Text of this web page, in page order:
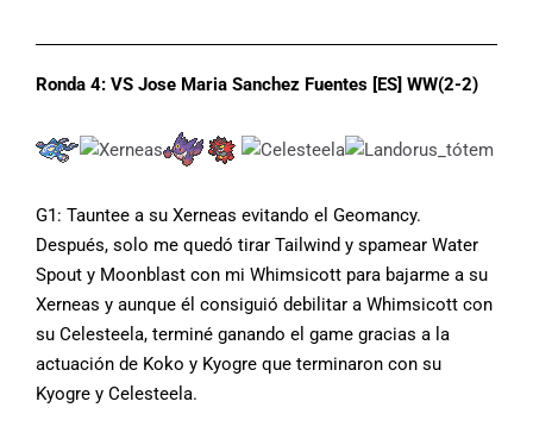
Ronda 4: VS Jose Maria Sanchez Fuentes [ES] WW(2-2)
G1: Tauntee a su Xerneas evitando el Geomancy.
Después, solo me quedó tirar Tailwind y spamear Water
Spout y Moonblast con mi Whimsicott para bajarme a su
Xerneas y aunque él consiguió debilitar a Whimsicott con
su Celesteela, terminé ganando el game gracias a la
actuación de Koko y Kyogre que terminaron con su
Kyogre y Celesteela.